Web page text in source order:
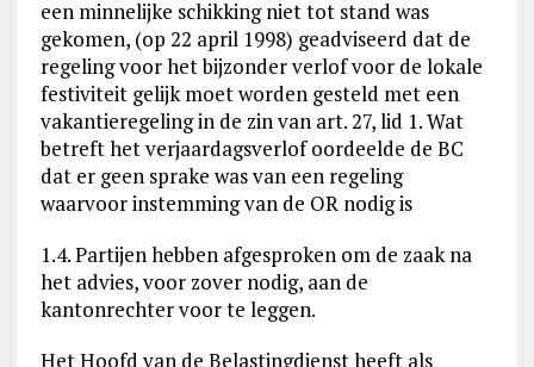
een minnelijke schikking niet tot stand was
gekomen, (op 22 april 1998) geadviseerd dat de
regeling voor het bijzonder verlof voor de lokale
festiviteit gelijk moet worden gesteld met een
vakantieregeling in de zin van art. 27, lid 1. Wat
betreft het verjaardagsverlof oordeelde de BC
dat er geen sprake was van een regeling
waarvoor instemming van de OR nodig is
1.4. Partijen hebben afgesproken om de zaak na
het advies, voor zover nodig, aan de
kantonrechter voor te leggen.
Het Hoofd van de Belastingdienst heeft als